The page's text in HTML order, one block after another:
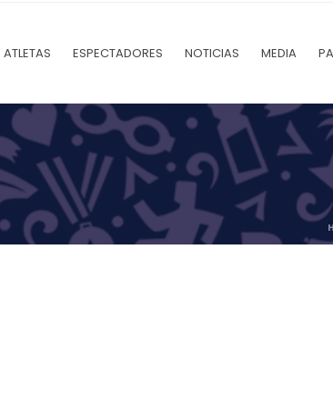
ATLETAS ESPECTADORES NOTICIAS MEDIA